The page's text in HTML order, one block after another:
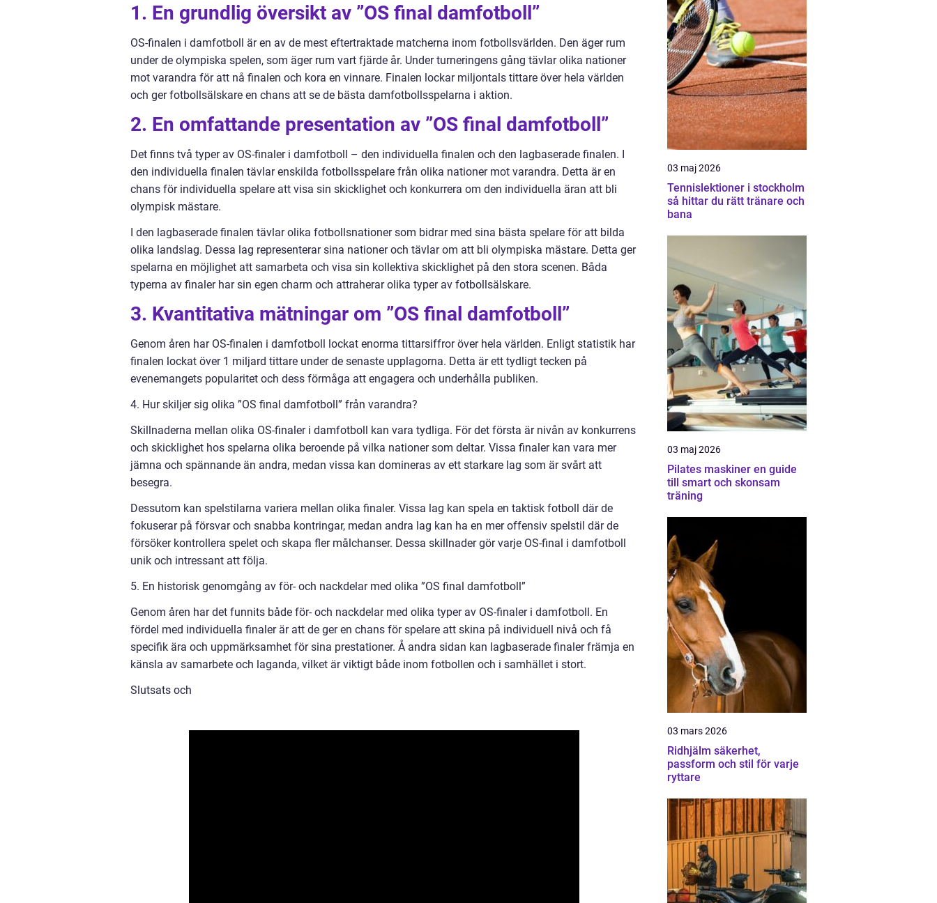
1. En grundlig översikt av ”OS final damfotboll”
OS-finalen i damfotboll är en av de mest eftertraktade matcherna inom fotbollsvärlden. Den äger rum
under de olympiska spelen, som äger rum vart fjärde år. Under turneringens gång tävlar olika nationer
mot varandra för att nå finalen och kora en vinnare. Finalen lockar miljontals tittare över hela världen
och ger fotbollsälskare en chans att se de bästa damfotbollsspelarna i aktion.
2. En omfattande presentation av ”OS final damfotboll”
Det finns två typer av OS-finaler i damfotboll – den individuella finalen och den lagbaserade finalen. I
den individuella finalen tävlar enskilda fotbollsspelare från olika nationer mot varandra. Detta är en
chans för individuella spelare att visa sin skicklighet och konkurrera om den individuella äran att bli
olympisk mästare.
I den lagbaserade finalen tävlar olika fotbollsnationer som bidrar med sina bästa spelare för att bilda
olika landslag. Dessa lag representerar sina nationer och tävlar om att bli olympiska mästare. Detta ger
spelarna en möjlighet att samarbeta och visa sin kollektiva skicklighet på den stora scenen. Båda
typerna av finaler har sin egen charm och attraherar olika typer av fotbollsälskare.
3. Kvantitativa mätningar om ”OS final damfotboll”
Genom åren har OS-finalen i damfotboll lockat enorma tittarsiffror över hela världen. Enligt statistik har
finalen lockat över 1 miljard tittare under de senaste upplagorna. Detta är ett tydligt tecken på
evenemangets popularitet och dess förmåga att engagera och underhålla publiken.
4. Hur skiljer sig olika ”OS final damfotboll” från varandra?
Skillnaderna mellan olika OS-finaler i damfotboll kan vara tydliga. För det första är nivån av konkurrens
och skicklighet hos spelarna olika beroende på vilka nationer som deltar. Vissa finaler kan vara mer
jämna och spännande än andra, medan vissa kan domineras av ett starkare lag som är svårt att
besegra.
Dessutom kan spelstilarna variera mellan olika finaler. Vissa lag kan spela en taktisk fotboll där de
fokuserar på försvar och snabba kontringar, medan andra lag kan ha en mer offensiv spelstil där de
försöker kontrollera spelet och skapa fler målchanser. Dessa skillnader gör varje OS-final i damfotboll
unik och intressant att följa.
5. En historisk genomgång av för- och nackdelar med olika ”OS final damfotboll”
Genom åren har det funnits både för- och nackdelar med olika typer av OS-finaler i damfotboll. En
fördel med individuella finaler är att de ger en chans för spelare att skina på individuell nivå och få
specifik ära och uppmärksamhet för sina prestationer. Å andra sidan kan lagbaserade finaler främja en
känsla av samarbete och laganda, vilket är viktigt både inom fotbollen och i samhället i stort.
Slutsats och
03 maj 2026
Tennislektioner i stockholm
så hittar du rätt tränare och
bana
03 maj 2026
Pilates maskiner en guide
till smart och skonsam
träning
03 mars 2026
Ridhjälm säkerhet,
passform och stil för varje
ryttare